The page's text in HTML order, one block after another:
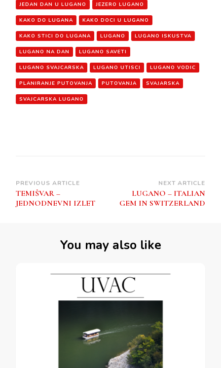
JEDAN DAN U LUGANO JEZERO LUGANO
KAKO DO LUGANA KAKO DOCI U LUGANO
KAKO STICI DO LUGANA LUGANO LUGANO ISKUSTVA
LUGANO NA DAN LUGANO SAVETI
LUGANO SVAJCARSKA LUGANO UTISCI LUGANO VODIC
PLANIRANJE PUTOVANJA PUTOVANJA SVAJARSKA
SVAJCARSKA LUGANO
Post
Navigation
PREVIOUS ARTICLE
TEMIŠVAR –
JEDNODNEVNI IZLET
NEXT ARTICLE
LUGANO – ITALIAN
GEM IN SWITZERLAND
You may also like